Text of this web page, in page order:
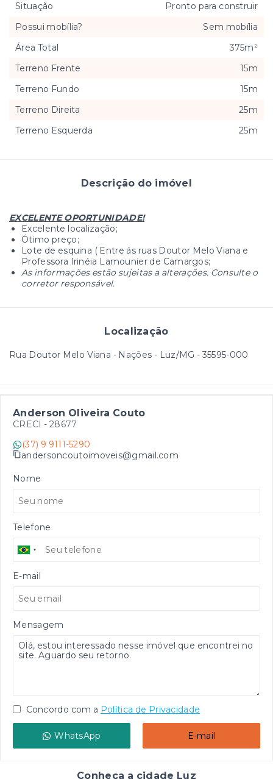
Descrição do imóvel
EXCELENTE OPORTUNIDADE!
Excelente localização;
Ótimo preço;
Lote de esquina ( Entre ás ruas Doutor Melo Viana e
Professora Irinéia Lamounier de Camargos;
As informações estão sujeitas a alterações. Consulte o
corretor responsável.
Localização
Rua Doutor Melo Viana - Nações - Luz/MG - 35595-000
Situação
Pronto para construir
Possui mobília?
Sem mobília
Área Total
375m²
Terreno Frente
15m
Terreno Fundo
15m
Terreno Direita
25m
Terreno Esquerda
25m
Anderson Oliveira Couto
CRECI - 28677
(37) 9 9111-5290
andersoncoutoimoveis@gmail.com
Nome
Telefone
E-mail
Mensagem
Concordo com a Política de Privacidade
WhatsApp E-mail
Conheça a cidade Luz